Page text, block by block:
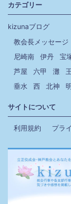
カテゴリー
kizunaブログ
教会長メッセージ
尼崎南
伊丹 宝
芦屋
六甲 灘
垂水
西 北神
サイトについて
利用規約 プラ